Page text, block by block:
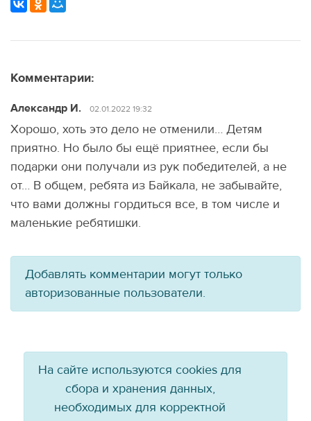
Комментарии:
Александр И. 02.01.2022 19:32
Хорошо, хоть это дело не отменили… Детям
приятно. Но было бы ещё приятнее, если бы
подарки они получали из рук победителей, а не
от… В общем, ребята из Байкала, не забывайте,
что вами должны гордиться все, в том числе и
маленькие ребятишки.
Добавлять комментарии могут только
авторизованные пользователи.
На сайте используются cookies для
сбора и хранения данных,
необходимых для корректной